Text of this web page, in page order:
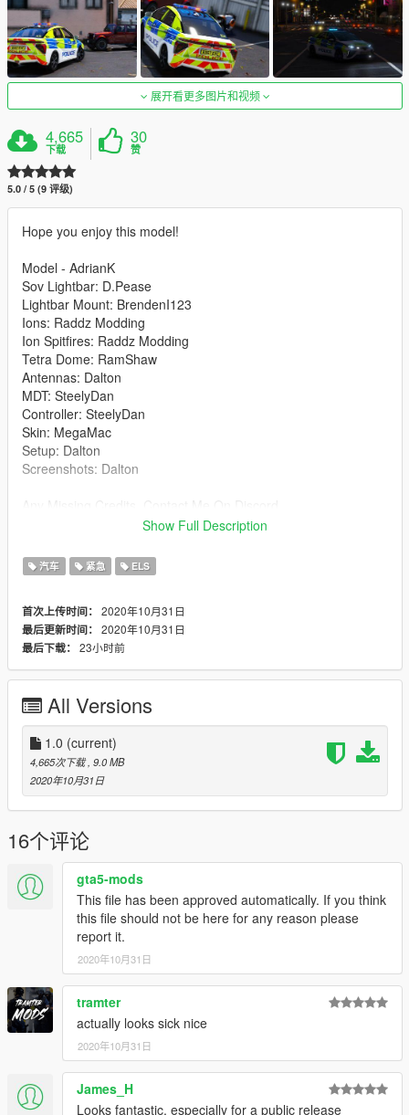
展开看更多图片和视频
4,665
下载
30
赞
5.0 / 5 (9 评级)
Hope you enjoy this model!
Model - AdrianK
Sov Lightbar: D.Pease
Lightbar Mount: BrendenI123
Ions: Raddz Modding
Ion Spitfires: Raddz Modding
Tetra Dome: RamShaw
Antennas: Dalton
MDT: SteelyDan
Controller: SteelyDan
Skin: MegaMac
Setup: Dalton
Screenshots: Dalton
GTAV-mods-update-x64-dlcpacks-patchday22-dlc.rpf-x64-
levels-gta5-vehicles.rpf
Please Contact Me Visa Discord If There's Any Issues.
Hateful criticism wont taken on board but if they is anything
missing or wrong, comment and ill get it sorted and updated.
Dalton's Discord: https://discord.gg/dYd7jq23ZV
Show Full Description
汽车 紧急 ELS
首次上传时间： 2020年10月31日
最后更新时间： 2020年10月31日
最后下载： 23小时前
All Versions
1.0 (current)
4,665次下载 , 9.0 MB
2020年10月31日
16个评论
gta5-mods
This file has been approved automatically. If you think
this file should not be here for any reason please
report it.
2020年10月31日
tramter
actually looks sick nice
2020年10月31日
James_H
Looks fantastic, especially for a public release